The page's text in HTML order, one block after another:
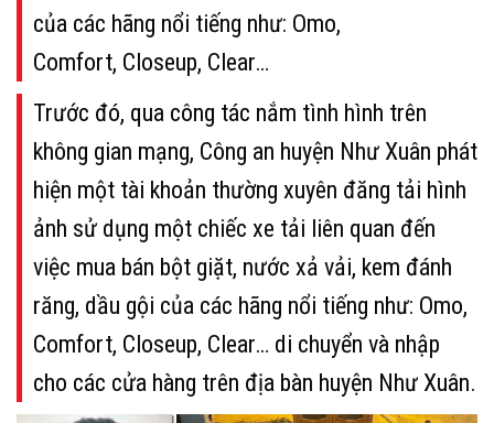
của các hãng nổi tiếng như: Omo,
Comfort, Closeup, Clear…
Trước đó, qua công tác nắm tình hình trên
không gian mạng, Công an huyện Như Xuân phát
hiện một tài khoản thường xuyên đăng tải hình
ảnh sử dụng một chiếc xe tải liên quan đến
việc mua bán bột giặt, nước xả vải, kem đánh
răng, dầu gội của các hãng nổi tiếng như: Omo,
Comfort, Closeup, Clear… di chuyển và nhập
cho các cửa hàng trên địa bàn huyện Như Xuân.